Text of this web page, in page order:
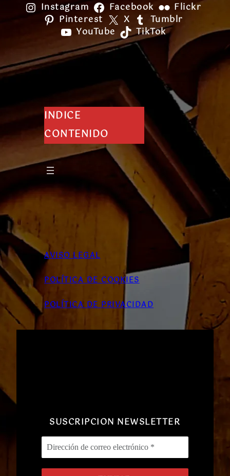
Instagram Facebook
Flickr
Pinterest
X
Tumblr
YouTube
TikTok
INDICE
CONTENIDO
AVISO LEGAL
POLÍTICA DE COOKIES
POLÍTICA DE PRIVACIDAD
SUSCRIPCION NEWSLETTER